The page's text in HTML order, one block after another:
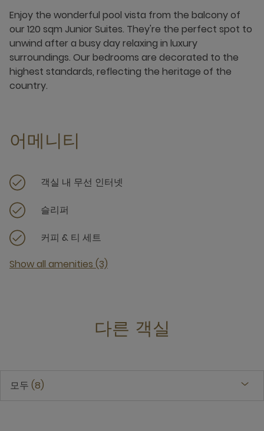
Enjoy the wonderful pool vista from the balcony of
our 120 sqm Junior Suites. They're the perfect spot to
unwind after a busy day relaxing in luxury
surroundings. Our bedrooms are decorated to the
highest standards, reflecting the heritage of the
country.
어메니티
객실 내 무선 인터넷
슬리퍼
커피 & 티 세트
Show all amenities (3)
다른 객실
모두 8